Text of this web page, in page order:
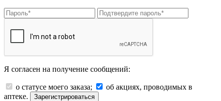
Я согласен на получение сообщений:
о статусе моего заказа;
об акциях, проводимых в
аптеке.
Зарегистрироваться